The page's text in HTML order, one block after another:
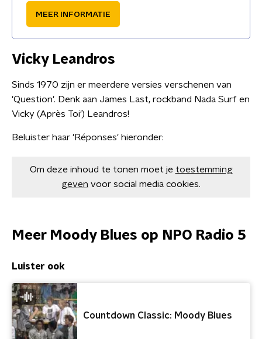
MEER INFORMATIE
Vicky Leandros
Sinds 1970 zijn er meerdere versies verschenen van
'Question'. Denk aan James Last, rockband Nada Surf en
Vicky (Après Toi') Leandros!
Beluister haar 'Réponses' hieronder:
Om deze inhoud te tonen moet je toestemming
geven voor social media cookies.
Meer Moody Blues op NPO Radio 5
Luister ook
Countdown Classic: Moody Blues